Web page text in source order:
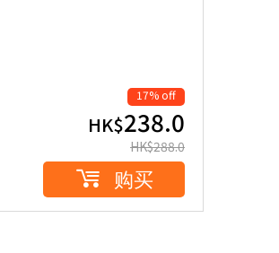
17% off
HK$238.0
HK$288.0
购买